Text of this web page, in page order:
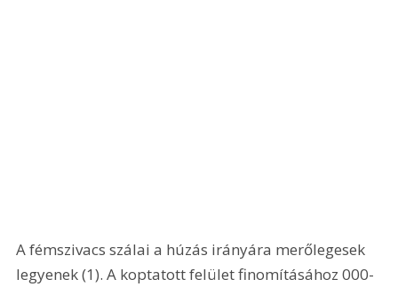
A fémszivacs szálai a húzás irányára merőlegesek
legyenek (1). A koptatott felület finomításához 000-